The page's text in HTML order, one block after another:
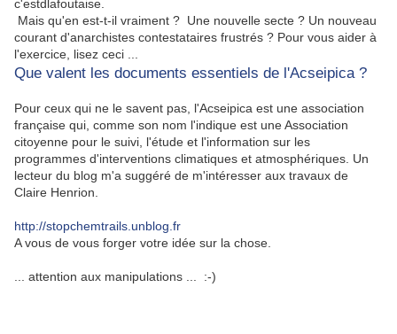
c'estdlafoutaise.
Mais qu'en est-t-il vraiment ? Une nouvelle secte ? Un nouveau
courant d'anarchistes contestataires frustrés ? Pour vous aider à
l'exercice, lisez ceci ...
Que valent les documents essentiels de l'Acseipica ?
Pour ceux qui ne le savent pas, l'Acseipica est une association
française qui, comme son nom l'indique est une Association
citoyenne pour le suivi, l'étude et l'information sur les
programmes d'interventions climatiques et atmosphériques. Un
lecteur du blog m'a suggéré de m'intéresser aux travaux de
Claire Henrion.
http://stopchemtrails.unblog.fr
A vous de vous forger votre idée sur la chose.
... attention aux manipulations ... :-)